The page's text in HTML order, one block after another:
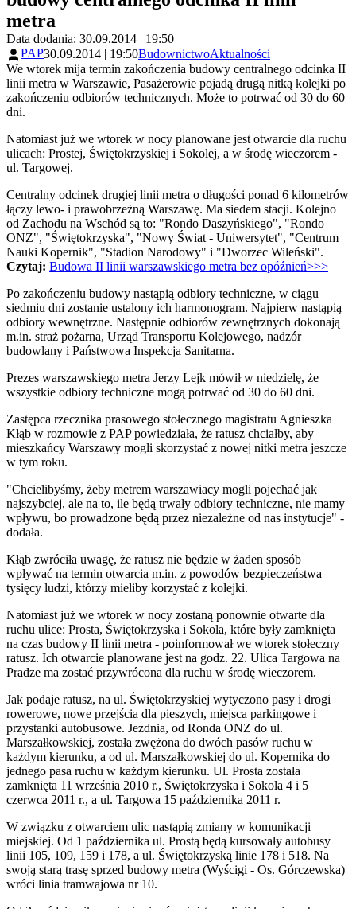
metra
Data dodania: 30.09.2014 | 19:50
PAP30.09.2014 | 19:50BudownictwoAktualności
We wtorek mija termin zakończenia budowy centralnego odcinka II
linii metra w Warszawie, Pasażerowie pojadą drugą nitką kolejki po
zakończeniu odbiorów technicznych. Może to potrwać od 30 do 60
dni.
Natomiast już we wtorek w nocy planowane jest otwarcie dla ruchu
ulicach: Prostej, Świętokrzyskiej i Sokolej, a w środę wieczorem -
ul. Targowej.
Centralny odcinek drugiej linii metra o długości ponad 6 kilometrów
łączy lewo- i prawobrzeżną Warszawę. Ma siedem stacji. Kolejno
od Zachodu na Wschód są to: "Rondo Daszyńskiego", "Rondo
ONZ", "Świętokrzyska", "Nowy Świat - Uniwersytet", "Centrum
Nauki Kopernik", "Stadion Narodowy" i "Dworzec Wileński".
Czytaj: Budowa II linii warszawskiego metra bez opóźnień>>>
Po zakończeniu budowy nastąpią odbiory techniczne, w ciągu
siedmiu dni zostanie ustalony ich harmonogram. Najpierw nastąpią
odbiory wewnętrzne. Następnie odbiorów zewnętrznych dokonają
m.in. straż pożarna, Urząd Transportu Kolejowego, nadzór
budowlany i Państwowa Inspekcja Sanitarna.
Prezes warszawskiego metra Jerzy Lejk mówił w niedzielę, że
wszystkie odbiory techniczne mogą potrwać od 30 do 60 dni.
Zastępca rzecznika prasowego stołecznego magistratu Agnieszka
Kłąb w rozmowie z PAP powiedziała, że ratusz chciałby, aby
mieszkańcy Warszawy mogli skorzystać z nowej nitki metra jeszcze
w tym roku.
"Chcielibyśmy, żeby metrem warszawiacy mogli pojechać jak
najszybciej, ale na to, ile będą trwały odbiory techniczne, nie mamy
wpływu, bo prowadzone będą przez niezależne od nas instytucje" -
dodała.
Kłąb zwróciła uwagę, że ratusz nie będzie w żaden sposób
wpływać na termin otwarcia m.in. z powodów bezpieczeństwa
tysięcy ludzi, którzy mieliby korzystać z kolejki.
Natomiast już we wtorek w nocy zostaną ponownie otwarte dla
ruchu ulice: Prosta, Świętokrzyska i Sokola, które były zamknięta
na czas budowy II linii metra - poinformował we wtorek stołeczny
ratusz. Ich otwarcie planowane jest na godz. 22. Ulica Targowa na
Pradze ma zostać przywrócona dla ruchu w środę wieczorem.
Jak podaje ratusz, na ul. Świętokrzyskiej wytyczono pasy i drogi
rowerowe, nowe przejścia dla pieszych, miejsca parkingowe i
przystanki autobusowe. Jezdnia, od Ronda ONZ do ul.
Marszałkowskiej, została zwężona do dwóch pasów ruchu w
każdym kierunku, a od ul. Marszałkowskiej do ul. Kopernika do
jednego pasa ruchu w każdym kierunku. Ul. Prosta została
zamknięta 11 września 2010 r., Świętokrzyska i Sokola 4 i 5
czerwca 2011 r., a ul. Targowa 15 października 2011 r.
W związku z otwarciem ulic nastąpią zmiany w komunikacji
miejskiej. Od 1 października ul. Prostą będą kursowały autobusy
linii 105, 109, 159 i 178, a ul. Świętokrzyską linie 178 i 518. Na
swoją starą trasę sprzed budowy metra (Wyścigi - Os. Górczewska)
wróci linia tramwajowa nr 10.